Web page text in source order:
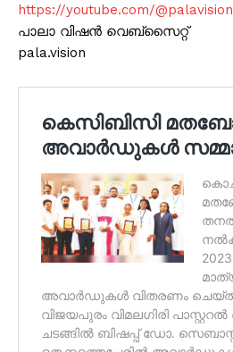
https://youtube.com/@palavision
പാലാ വിഷൻ വെബ്സൈറ്റ്
pala.vision